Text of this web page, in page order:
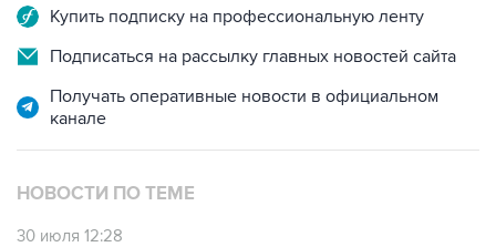
Купить подписку на профессиональную ленту
Подписаться на рассылку главных новостей сайта
Получать оперативные новости в официальном
канале
НОВОСТИ ПО ТЕМЕ
30 июля 12:28